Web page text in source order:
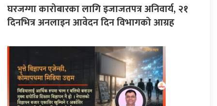
घरजग्गा कारोबारका लागि इजाजतपत्र अनिवार्य, २१
दिनभित्र अनलाइन आवेदन दिन विभागको आग्रह